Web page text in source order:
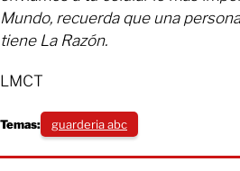
Mundo, recuerda que una
tiene La Razón.
LMCT
Temas: guarderia abc